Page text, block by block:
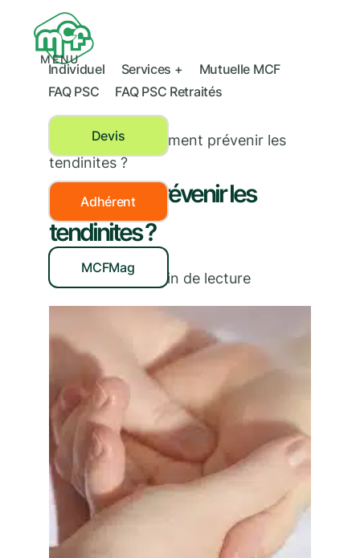
MENU
Individuel Services +
Mutuelle MCF
FAQ PSC
FAQ PSC Retraités
Devis
Adhérent
MCFMag
Prévention
Comment prévenir les
tendinites ?
Comment prévenir les
tendinites ?
01/02/2019 | min de lecture